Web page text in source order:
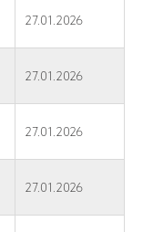
27.01.2026
27.01.2026
27.01.2026
27.01.2026